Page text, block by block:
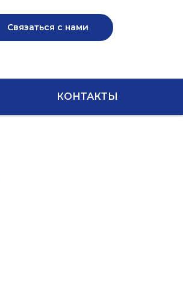
Связаться с нами
КОНТАКТЫ